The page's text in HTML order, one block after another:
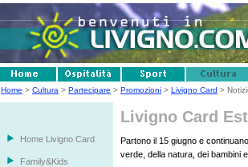
Home > Cultura > Partecipare > Promozioni > Livigno Card >
Home Livigno Card
Family&Kids
Livigno Card
Partono il 15 giugno e
verde, della natura, dei bambini